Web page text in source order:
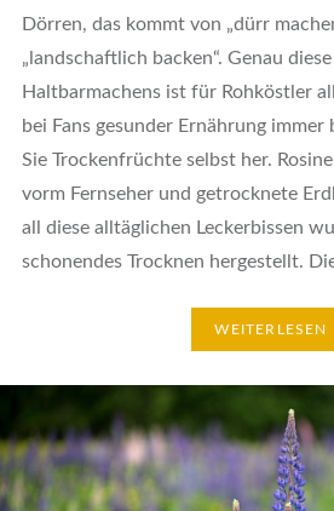
Dörren, das kommt von „dürr
„landschaftlich backen“. Genau
Haltbarmachens ist für Rohköstler
bei Fans gesunder Ernährung immer
Sie Trockenfrüchte selbst her.
vorm Fernseher und getrocknete
all diese alltäglichen Leckerbissen
schonendes Trocknen hergestellt.
WEITERLESEN